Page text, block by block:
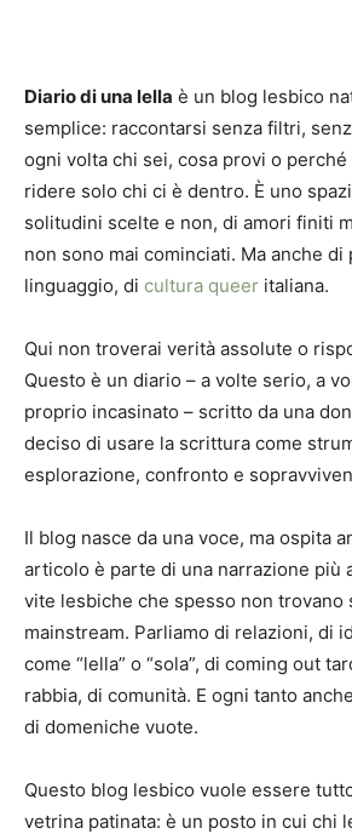
Diario di una lella è un blog lesbico
semplice: raccontarsi senza filtri,
ogni volta chi sei, cosa provi o
ridere solo chi ci è dentro. È uno
solitudini scelte e non, di amori finiti
non sono mai cominciati. Ma anche di
linguaggio, di cultura queer italiana.
Qui non troverai verità assolute o
Questo è un diario – a volte serio, a
proprio incasinato – scritto da una
deciso di usare la scrittura come
esplorazione, confronto e
Il blog nasce da una voce, ma ospita
articolo è parte di una narrazione più
vite lesbiche che spesso non trovano
mainstream. Parliamo di relazioni, di
come “lella” o “sola”, di coming out
rabbia, di comunità. E ogni tanto
di domeniche vuote.
Questo blog lesbico vuole essere
vetrina patinata: è un posto in cui chi